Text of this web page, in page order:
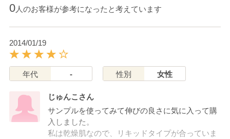
0人のお客様が参考になったと考えています
2014/01/19
年代 - 性別 女性
じゅんこさん
サンプルを使ってみて伸びの良さに気に入って購
入しました。
私は乾燥肌なので、リキッドタイプが合っていま